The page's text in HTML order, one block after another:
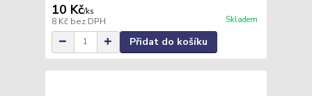
10 Kč/ks
8 Kč bez DPH Skladem
Přidat do košíku